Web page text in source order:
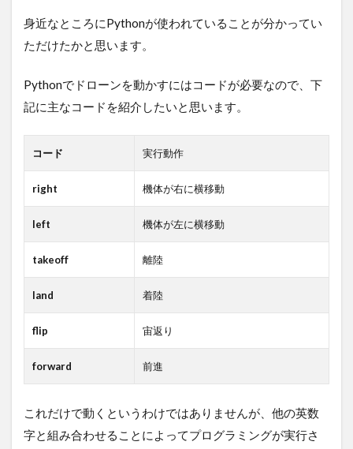
身近なところにPythonが使われていることが分かってい
ただけたかと思います。
Pythonでドローンを動かすにはコードが必要なので、下
記に主なコードを紹介したいと思います。
コード 実行動作
right 機体が右に横移動
left 機体が左に横移動
takeoff 離陸
land 着陸
flip 宙返り
forward 前進
これだけで動くというわけではありませんが、他の英数
字と組み合わせることによってプログラミングが実行さ